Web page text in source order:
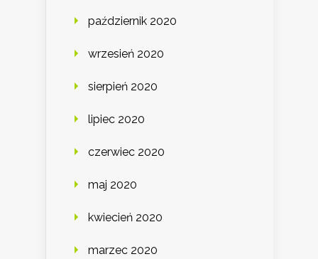
październik 2020
wrzesień 2020
sierpień 2020
lipiec 2020
czerwiec 2020
maj 2020
kwiecień 2020
marzec 2020